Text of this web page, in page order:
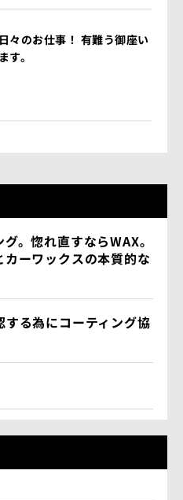
日々のお仕事！ 有難う御座い
ます。
。惚れ直すならWAX。
カーワックスの本質的な
る為にコーティング協